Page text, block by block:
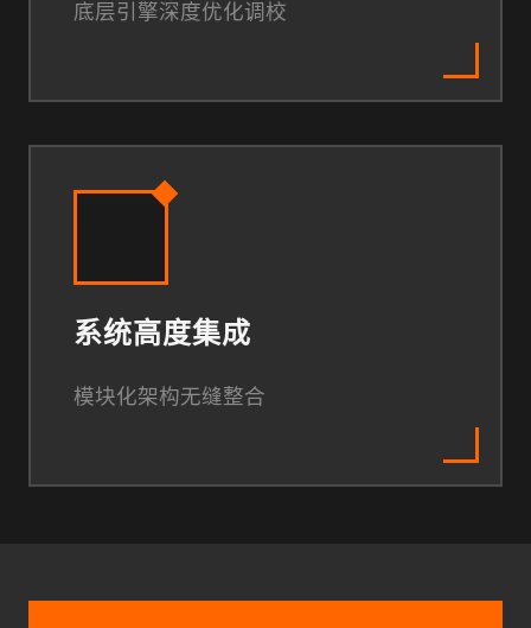
底层引擎深度优化调校
系统高度集成
模块化架构无缝整合